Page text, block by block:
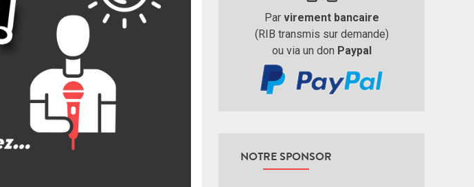
Par virement bancaire
(RIB transmis sur demande)
ou via un don Paypal
NOTRE SPONSOR